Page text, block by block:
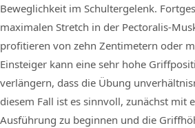
Beweglichkeit im Schultergelenk.
maximalen Stretch in der Pectoralis-
profitieren von zehn Zentimetern oder
Einsteiger kann eine sehr hohe
verlängern, dass die Übung
diesem Fall ist es sinnvoll, zunächst mit
Ausführung zu beginnen und die